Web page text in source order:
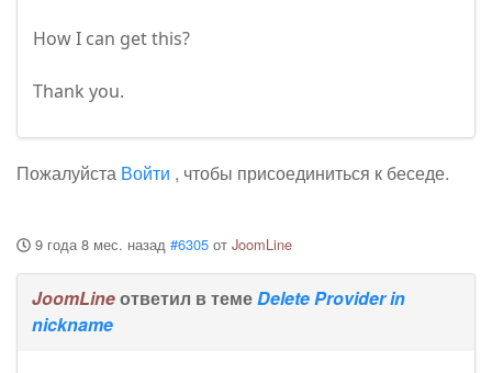
How I can get this?
Thank you.
Пожалуйста Войти , чтобы присоединиться к беседе.
9 года 8 мес. назад #6305 от JoomLine
JoomLineответил в темеDelete Provider in
nickname